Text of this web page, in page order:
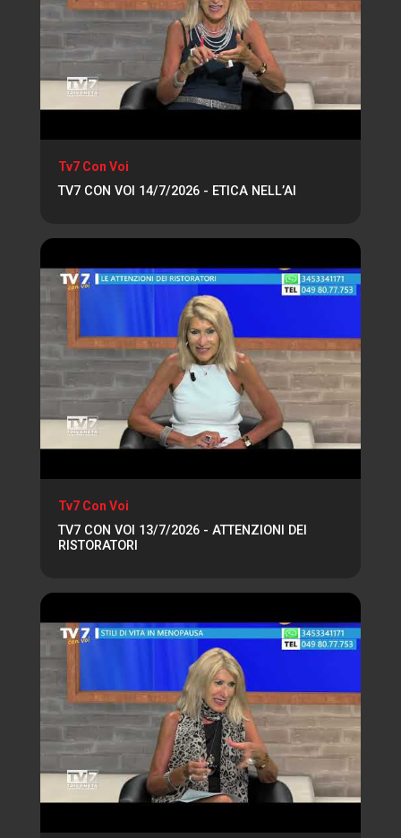
Tv7 Con Voi
TV7 CON VOI 14/7/2026 - ETICA NELL’AI
Tv7 Con Voi
TV7 CON VOI 13/7/2026 - ATTENZIONI DEI
RISTORATORI